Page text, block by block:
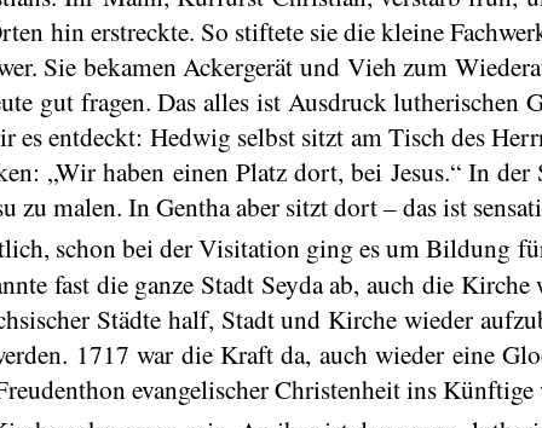
hin erstreckte. So stiftete sie die kleine
Sie bekamen Ackergerät und Vieh zum
gut fragen. Das alles ist Ausdruck lutherischen
es entdeckt: Hedwig selbst sitzt am Tisch des
„Wir haben einen Platz dort, bei Jesus.“ In
zu malen. InGenthaaber sitzt dort – das ist
schon bei der Visitation ging es um Bildung
fast die ganze Stadt Seyda ab, auch die
Städte half, Stadt und Kirche wieder
1717 war die Kraft da, auch wieder eine
evangelischer Christenheit ins Künftige